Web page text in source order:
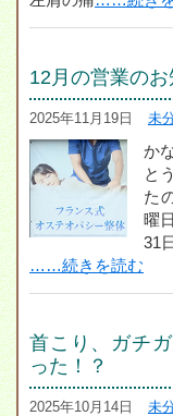
12月の営業の
2025年11月19日 未
か
と
た
曜
31
……続きを読む
首こり、ガチ
った！？
2025年10月14日 未